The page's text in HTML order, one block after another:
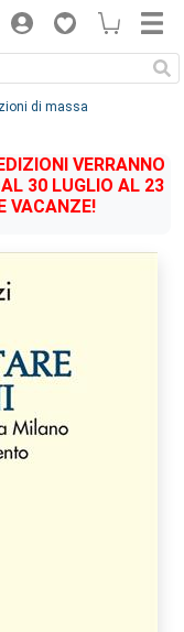
di massa
VERRANNO
30 LUGLIO AL 23
VACANZE!